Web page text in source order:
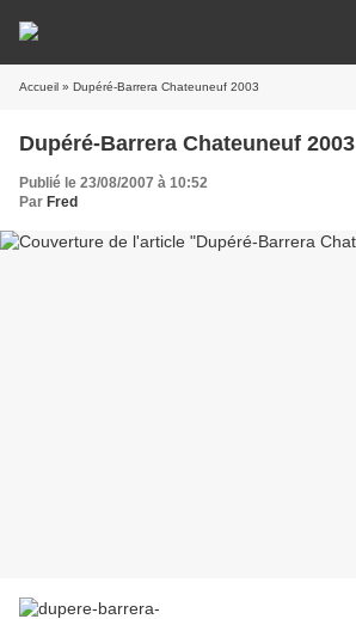
Accueil » Dupéré-Barrera Chateuneuf 2003
Dupéré-Barrera Chateuneuf 2003
Publié le 23/08/2007 à 10:52
Par Fred